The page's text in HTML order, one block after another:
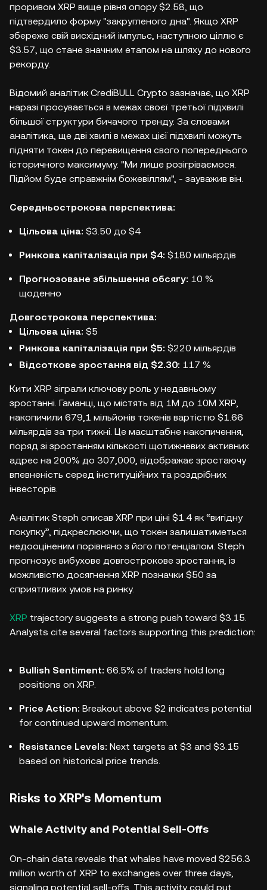
проривом XRP вище рівня опору $2.58, що
підтвердило форму "закругленого дна". Якщо XRP
збереже свій висхідний імпульс, наступною ціллю є
$3.57, що стане значним етапом на шляху до нового
рекорду.
Відомий аналітик CrediBULL Crypto зазначає, що XRP
наразі просувається в межах своєї третьої підхвилі
більшої структури бичачого тренду. За словами
аналітика, ще дві хвилі в межах цієї підхвилі можуть
підняти токен до перевищення свого попереднього
історичного максимуму. "Ми лише розігріваємося.
Підйом буде справжнім божевіллям", - зауважив він.
Середньострокова перспектива:
Цільова ціна: $3.50 до $4
Ринкова капіталізація при $4: $180 мільярдів
Прогнозоване збільшення обсягу: 10 %
щоденно
Довгострокова перспектива:
Цільова ціна: $5
Ринкова капіталізація при $5: $220 мільярдів
Відсоткове зростання від $2.30: 117 %
Кити XRP зіграли ключову роль у недавньому
зростанні. Гаманці, що містять від 1M до 10M XRP,
накопичили 679,1 мільйонів токенів вартістю $1.66
мільярдів за три тижні. Це масштабне накопичення,
поряд зі зростанням кількості щотижневих активних
адрес на 200% до 307,000, відображає зростаючу
впевненість серед інституційних та роздрібних
інвесторів.
Аналітик Steph описав XRP при ціні $1.4 як “вигідну
покупку”, підкреслюючи, що токен залишатиметься
недооціненим порівняно з його потенціалом. Steph
прогнозує вибухове довгострокове зростання, із
можливістю досягнення XRP позначки $50 за
сприятливих умов на ринку.
XRP trajectory suggests a strong push toward $3.15.
Analysts cite several factors supporting this prediction:
Bullish Sentiment: 66.5% of traders hold long
positions on XRP.
Price Action: Breakout above $2 indicates potential
for continued upward momentum.
Resistance Levels: Next targets at $3 and $3.15
based on historical price trends.
Risks to XRP's Momentum
Whale Activity and Potential Sell-Offs
On-chain data reveals that whales have moved $256.3
million worth of XRP to exchanges over three days,
signaling potential sell-offs. This activity could put